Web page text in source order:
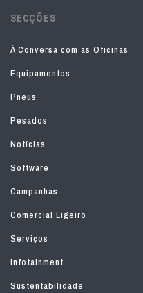
SECÇÕES
À Conversa com as Oficinas
Equipamentos
Pneus
Pesados
Notícias
Software
Campanhas
Comercial Ligeiro
Serviços
Infotainment
Sustentabilidade